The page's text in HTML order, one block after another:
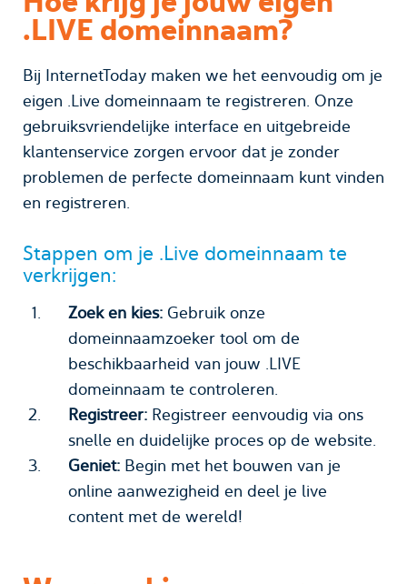
.LIVE domeinnaam?
Bij InternetToday maken we het eenvoudig om je
eigen .Live domeinnaam te registreren. Onze
gebruiksvriendelijke interface en uitgebreide
klantenservice zorgen ervoor dat je zonder
problemen de perfecte domeinnaam kunt vinden
en registreren.
Stappen om je .Live domeinnaam te
verkrijgen:
Zoek en kies: Gebruik onze
domeinnaamzoeker tool om de
beschikbaarheid van jouw .LIVE
domeinnaam te controleren.
Registreer: Registreer eenvoudig via ons
snelle en duidelijke proces op de website.
Geniet: Begin met het bouwen van je
online aanwezigheid en deel je live
content met de wereld!